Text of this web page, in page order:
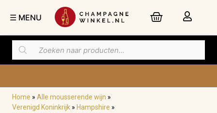
☰ MENU
Nu besteld, dinsdag in huis
Home » Alle mousserende wijn »
Verenigd Koninkrijk » Hampshire »